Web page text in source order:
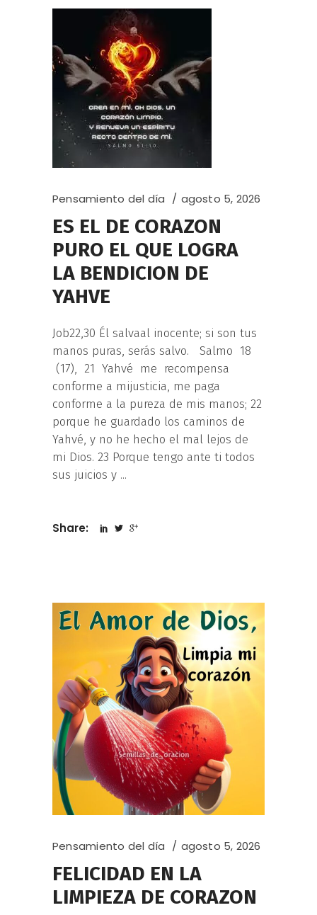
Pensamiento del día agosto 5, 2026
ES EL DE CORAZON
PURO EL QUE LOGRA
LA BENDICION DE
YAHVE
Job22,30 Él salvaal inocente; si son tus
manos puras, serás salvo. Salmo 18
(17), 21 Yahvé me recompensa
conforme a mijusticia, me paga
conforme a la pureza de mis manos; 22
porque he guardado los caminos de
Yahvé, y no he hecho el mal lejos de
mi Dios. 23 Porque tengo ante ti todos
sus juicios y
Share:
Pensamiento del día agosto 5, 2026
FELICIDAD EN LA
LIMPIEZA DE CORAZON